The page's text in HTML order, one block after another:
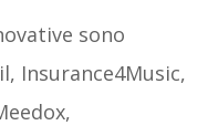
sono
Insurance4Music,